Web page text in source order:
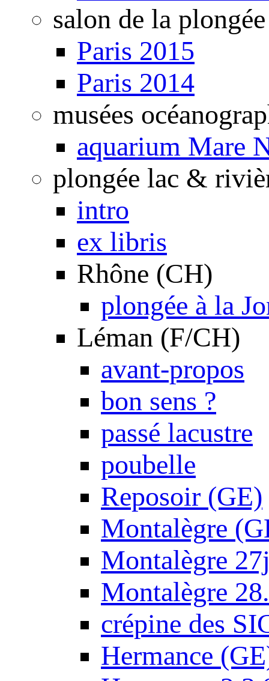
salon de la plongée
Paris 2015
Paris 2014
musées
aquarium Mare
plongée lac &
intro
ex libris
Rhône (CH)
plongée à la
Léman (F/CH)
avant-propos
bon sens ?
passé lacustre
poubelle
Reposoir (GE)
Montalègre
Montalègre
Montalègre
crépine des
Hermance